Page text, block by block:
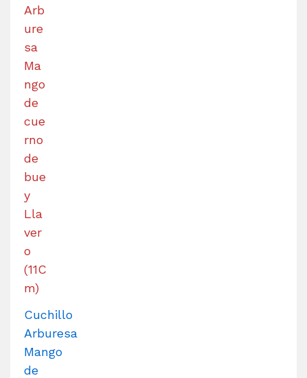
Cuchillo
Arburesa
Mango
de